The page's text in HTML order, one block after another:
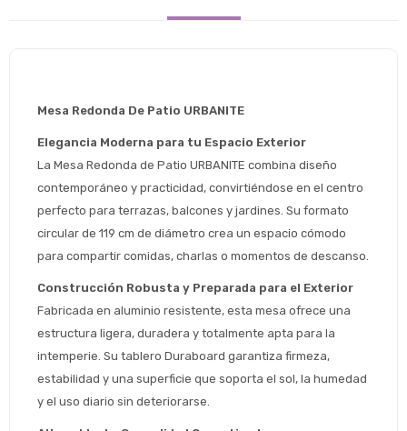
Mesa Redonda De Patio URBANITE
Elegancia Moderna para tu Espacio Exterior
La Mesa Redonda de Patio URBANITE combina diseño
contemporáneo y practicidad, convirtiéndose en el centro
perfecto para terrazas, balcones y jardines. Su formato
circular de 119 cm de diámetro crea un espacio cómodo
para compartir comidas, charlas o momentos de descanso.
Construcción Robusta y Preparada para el Exterior
Fabricada en aluminio resistente, esta mesa ofrece una
estructura ligera, duradera y totalmente apta para la
intemperie. Su tablero Duraboard garantiza firmeza,
estabilidad y una superficie que soporta el sol, la humedad
y el uso diario sin deteriorarse.
Comprá ahora y Pagá
Después.